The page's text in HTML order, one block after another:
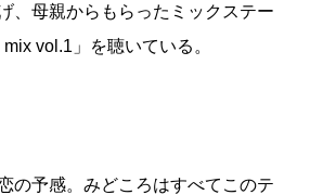
、母親からもらったミックステー
vol.1」を聴いている。
の予感。みどころはすべてこのテ